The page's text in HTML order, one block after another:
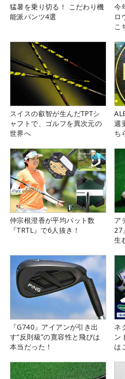
猛暑を乗り切る！ こだわり機
能派パンツ4選
今
ロ
こ
スイスの叡智が生んだTPTシ
ャフトで、ゴルフを異次元の
世界へ
週
ち
仲宗根澄香が平均パット数
『TRTL』で6人抜き！
ア
27
生
『G740』アイアンが引き出
す“反則級”の寛容性と飛びは
本当だった！
ネ
ン
は